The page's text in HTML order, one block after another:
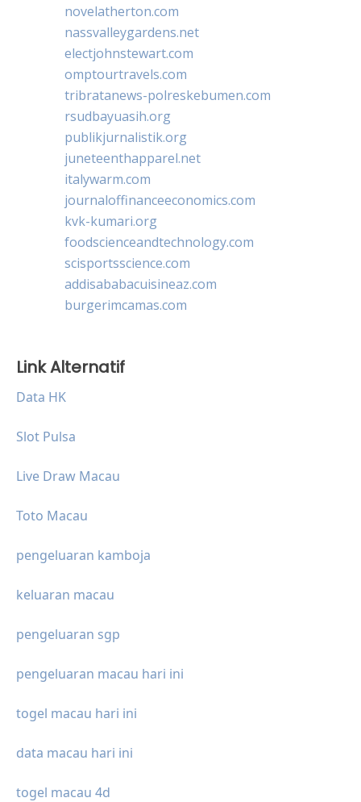
novelatherton.com
nassvalleygardens.net
electjohnstewart.com
omptourtravels.com
tribratanews-polreskebumen.com
rsudbayuasih.org
publikjurnalistik.org
juneteenthapparel.net
italywarm.com
journaloffinanceeconomics.com
kvk-kumari.org
foodscienceandtechnology.com
scisportsscience.com
addisababacuisineaz.com
burgerimcamas.com
Link Alternatif
Data HK
Slot Pulsa
Live Draw Macau
Toto Macau
pengeluaran kamboja
keluaran macau
pengeluaran sgp
pengeluaran macau hari ini
togel macau hari ini
data macau hari ini
togel macau 4d